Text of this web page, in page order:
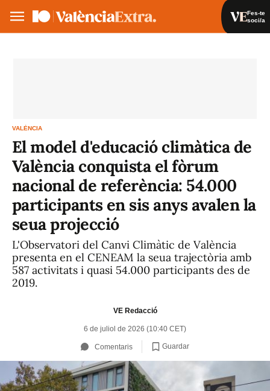
Fes-te
soci/a
VALÈNCIA
El model d'educació climàtica de
València conquista el fòrum
nacional de referència: 54.000
participants en sis anys avalen la
seua projecció
L'Observatori del Canvi Climàtic de València
presenta en el CENEAM la seua trajectòria amb
587 activitats i quasi 54.000 participants des de
2019.
VE Redacció
6 de juliol de 2026 (10:40 CET)
Comentaris Guardar